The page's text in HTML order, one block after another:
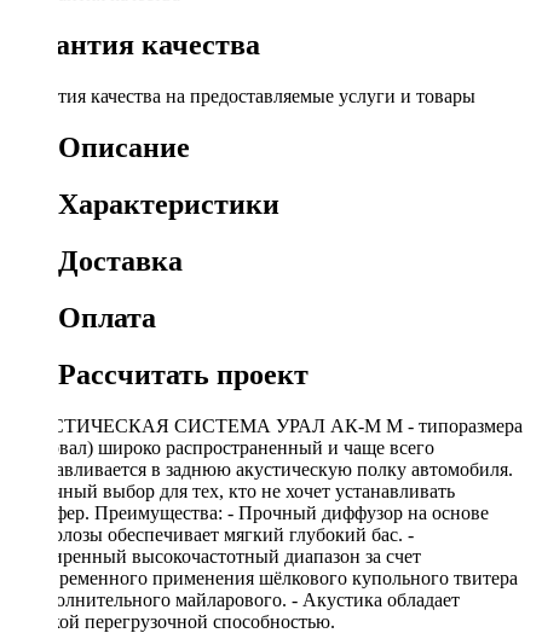
Гарантия качества
Гарантия качества на предоставляемые услуги и товары
Описание
Характеристики
Доставка
Оплата
Рассчитать проект
АКУСТИЧЕСКАЯ СИСТЕМА УРАЛ АК-М М - типоразмера
6х9 (овал) широко распространенный и чаще всего
устанавливается в заднюю акустическую полку автомобиля.
Отличный выбор для тех, кто не хочет устанавливать
сабвуфер. Преимущества: - Прочный диффузор на основе
целлюлозы обеспечивает мягкий глубокий бас. -
Расширенный высокочастотный диапазон за счет
одновременного применения шёлкового купольного твитера
и дополнительного майларового. - Акустика обладает
высокой перегрузочной способностью.